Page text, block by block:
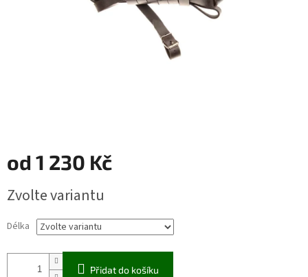
od 1 230 Kč
cena:
Zvolte variantu
Délka
Přidat do košíku